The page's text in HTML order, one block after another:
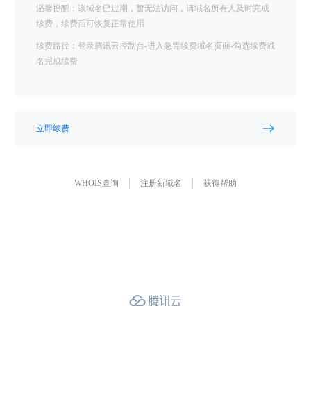
温馨提醒：该域名已过期，暂无法访问，请域名所有人及时完成
续费，续费后可恢复正常使用
续费路径：登录腾讯云控制台-进入急需续费域名页面-勾选续费域
名完成续费
立即续费
WHOIS查询 注册新域名 获得帮助